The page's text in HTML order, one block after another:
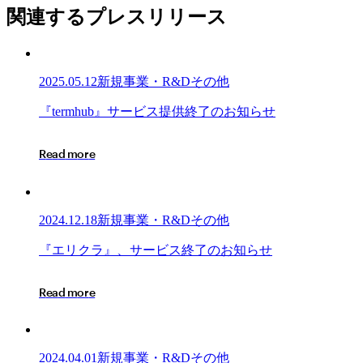
関連するプレスリリース
2025.05.12新規事業・R&Dその他
『termhub』
ビ
供
終
了
知
『termhub 』 サー ビス提供終了のお知らせ
Read more
2024.12.18新規事業・R&Dその他
『エ
ラ』、
ビ
『エ リ クラ 』 サー ビス終了のお知らせ
Read more
2024.04.01 新規事業・R&Dその他